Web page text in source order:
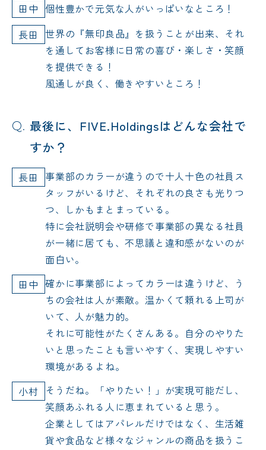
田中 個性豊かで元気な人がいっぱいなところ！
長田
世界の『無印良品』を扱うことが出来、それ
を通してお客様に日常の喜び・楽しさ・笑顔
を提供できる！
風通しが良く、働きやすいところ！
最後に、FIVE.Holdingsはどんな会社で
すか？
長田
事業部のカラーが違うので十人十色の社員ス
タッフがいるけど、それぞれの良さも光りつ
つ、しかもまとまっている。
特に会社説明会や研修で事業部の異なる社員
が一緒に居ても、不思議と違和感がないのが
面白い。
田中 確かに事業部によってカラーは違うけど、う
ちの会社は人が素敵。温かくて頼れる上司が
いて、人が魅力的。
それに可能性がたくさんある。自分のやりた
いと思ったことも言いやすく、実現しやすい
環境があるよね。
小村
そうだね。「やりたい！」が実現可能だし、
笑顔あふれる人に恵まれていると思う。
企業としてはアパレルだけではなく、生活雑
貨や食品など様々なジャンルの商品を扱うこ